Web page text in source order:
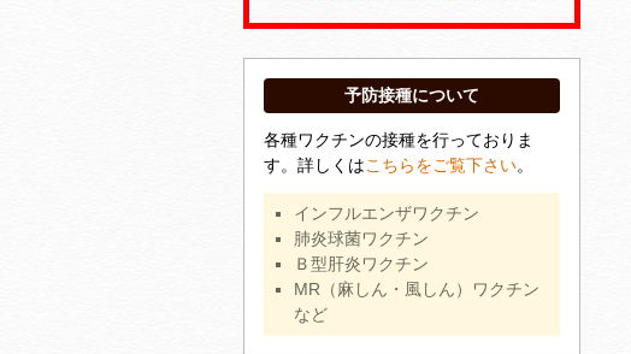
予防接種について
各種ワクチンの接種を行っておりま
す。詳しくはこちらをご覧下さい。
インフルエンザワクチン
肺炎球菌ワクチン
Ｂ型肝炎ワクチン
MR（麻しん・風しん）ワクチン
など